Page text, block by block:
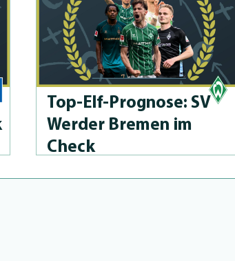
Top-Elf-Prog­no­se: SV
Werder Bremen im
Check